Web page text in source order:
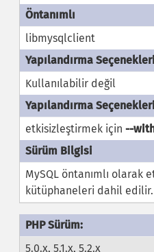
libmysqlclient
Kullanılabilir değil
etkisizleştirmek için --
MySQL öntanımlı olarak
kütüphaneleri dahil edilir.
5.0.x, 5.1.x, 5.2.x